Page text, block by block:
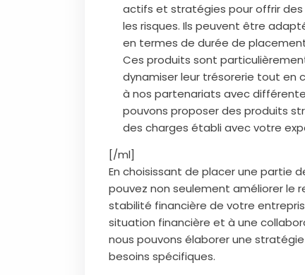
actifs et stratégies pour offrir
les risques. Ils peuvent être
en termes de durée de
Ces produits sont
dynamiser leur trésorerie tout en
à nos partenariats avec
pouvons proposer des produits
des charges établi avec votre
[/ml]
En choisissant de placer une partie
pouvez non seulement améliorer le
stabilité financière de votre
situation financière et à une
nous pouvons élaborer une
besoins spécifiques.